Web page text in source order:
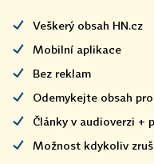
Veškerý obsah HN.cz
Mobilní aplikace
Bez reklam
Odemykejte obsah
Články v audioverzi +
Možnost kdykoliv